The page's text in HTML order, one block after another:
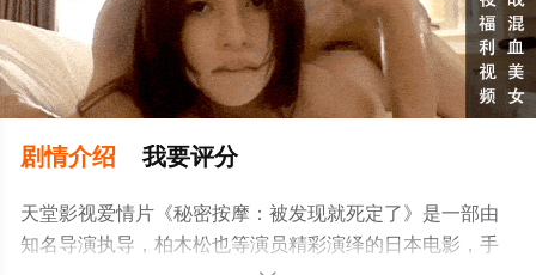
剧情介绍 我要评分
天堂影视爱情片《秘密按摩：被发现就死定了》是一部由
知名导演执导，柏木松也等演员精彩演绎的日本电影，手